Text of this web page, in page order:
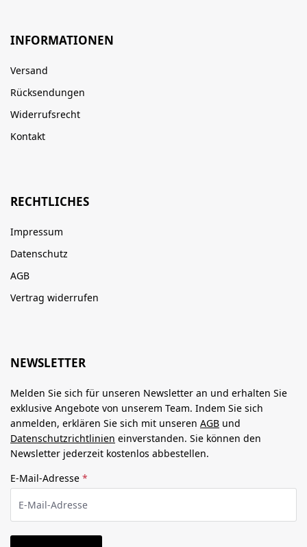
INFORMATIONEN
Versand
Rücksendungen
Widerrufsrecht
Kontakt
RECHTLICHES
Impressum
Datenschutz
AGB
Vertrag widerrufen
NEWSLETTER
Melden Sie sich für unseren Newsletter an und erhalten Sie
exklusive Angebote von unserem Team. Indem Sie sich
anmelden, erklären Sie sich mit unseren AGB und
Datenschutzrichtlinien einverstanden. Sie können den
Newsletter jederzeit kostenlos abbestellen.
E-Mail-Adresse *